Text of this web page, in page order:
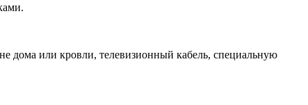
дома или кровли, телевизионный кабель, специальную